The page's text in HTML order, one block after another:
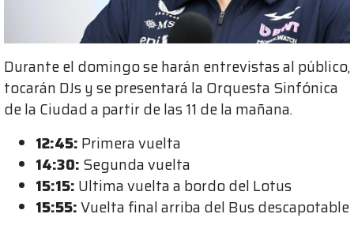
Durante el domingo se harán entrevistas al público,
tocarán DJs y se presentará la Orquesta Sinfónica
de la Ciudad a partir de las 11 de la mañana.
12:45: Primera vuelta
14:30: Segunda vuelta
15:15: Ultima vuelta a bordo del Lotus
15:55:Vuelta final arriba del Bus descapotable